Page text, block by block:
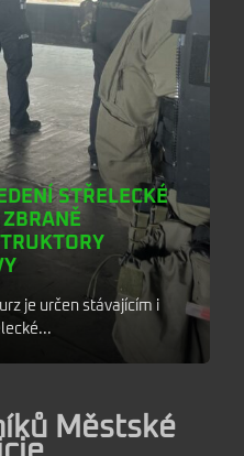
STŘELECKÉ
ZBRANĚ
je určen stávajícím i
Městské